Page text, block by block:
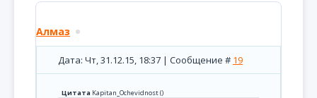
Алмаз
Дата: Чт, 31.12.15, 18:37 | Сообщение # 19
Цитата Kapitan_Ochevidnost()